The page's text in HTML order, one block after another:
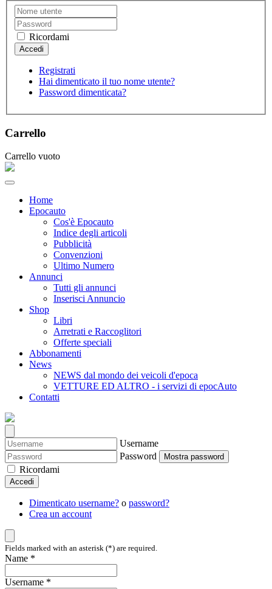
Ricordami
Registrati
Hai dimenticato il tuo nome utente?
Password dimenticata?
Carrello
Carrello vuoto
Home
Epocauto
Cos'è Epocauto
Indice degli articoli
Pubblicità
Convenzioni
Ultimo Numero
Annunci
Tutti gli annunci
Inserisci Annuncio
Shop
Libri
Arretrati e Raccoglitori
Offerte speciali
Abbonamenti
News
NEWS dal mondo dei veicoli d'epoca
VETTURE ED ALTRO - i servizi di epocAuto
Contatti
Username
Password
Mostra password
Ricordami
Accedi
Dimenticato username? o password?
Crea un account
Fields marked with an asterisk (*) are required.
Name *
Username *